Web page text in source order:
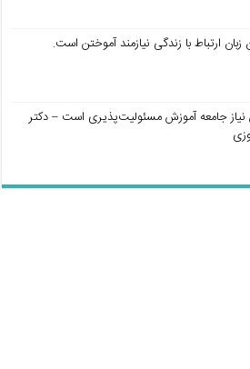
زبان ارتباط با زندگی نیازمند آموختن است.
جامعه آموزش مسئولیت‌پذیری است – دکتر